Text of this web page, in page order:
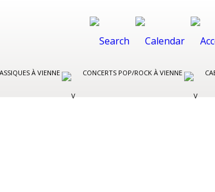
À VIENNE CONCERTS POP/ROCK À VIENNE